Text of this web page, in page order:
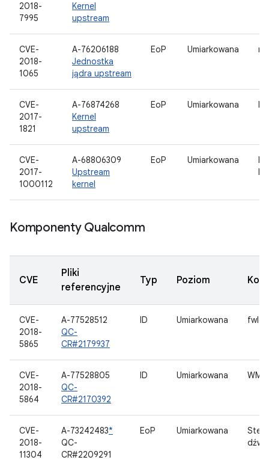
2018-
7995
Kernel
upstream
CVE-
2018-
1065
A-76206188
Jednostka
jądra upstream
EoP Umiarkowana
CVE-
2017-
1821
A-76874268
Kernel
upstream
EoP Umiarkowana
CVE-
2017-
1000112
A-68806309
Upstream
kernel
EoP Umiarkowana
Komponenty Qualcomm
CVE
Pliki
referencyjne
Typ Poziom
CVE-
2018-
5865
A-77528512
QC-
CR#2179937
ID Umiarkowana fwlog
CVE-
2018-
5864
A-77528805
QC-
CR#2170392
ID Umiarkowana WMA
CVE-
2018-
11304
A-73242483*
QC-
CR#2209291
EoP Umiarkowana